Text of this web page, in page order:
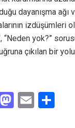
dayanışma ağı
izdüşümleri
“Neden yok?”
uğruna çıkılan bir
M E